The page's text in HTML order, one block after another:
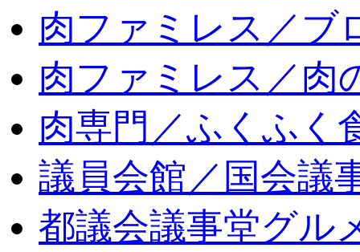
肉ファミレス／ブ
肉ファミレス／肉
肉専門／ふくふく
議員会館／国会議
都議会議事堂グル